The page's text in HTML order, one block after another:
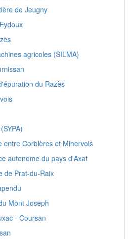
de Jeugny
agricoles (SILMA)
du Razès
entre Corbières et Minervois
autonome du pays d'Axat
de Prat-du-Raix
Mont Joseph
- Coursan